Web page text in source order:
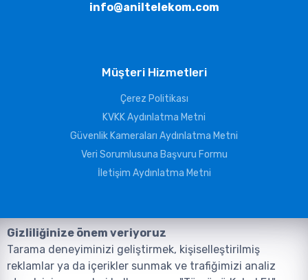
info@aniltelekom.com
Müşteri Hizmetleri
Çerez Politikası
KVKK Aydınlatma Metni
Güvenlik Kameraları Aydınlatma Metni
Veri Sorumlusuna Başvuru Formu
İletişim Aydınlatma Metni
Gizliliğinize önem veriyoruz
Tarama deneyiminizi geliştirmek, kişiselleştirilmiş
reklamlar ya da içerikler sunmak ve trafiğimizi analiz